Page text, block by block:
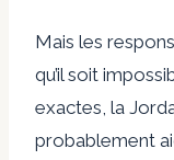
Mais les
qu’il soit
exactes, la
probablement